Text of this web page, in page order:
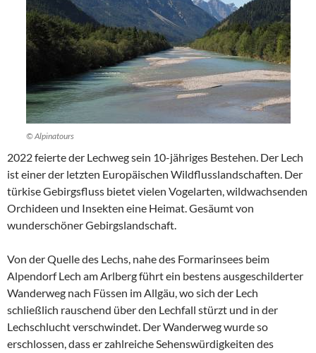
© Alpinatours
2022 feierte der Lechweg sein 10-jähriges Bestehen. Der Lech
ist einer der letzten Europäischen Wildflusslandschaften. Der
türkise Gebirgsfluss bietet vielen Vogelarten, wildwachsenden
Orchideen und Insekten eine Heimat. Gesäumt von
wunderschöner Gebirgslandschaft.
Von der Quelle des Lechs, nahe des Formarinsees beim
Alpendorf Lech am Arlberg führt ein bestens ausgeschilderter
Wanderweg nach Füssen im Allgäu, wo sich der Lech
schließlich rauschend über den Lechfall stürzt und in der
Lechschlucht verschwindet. Der Wanderweg wurde so
erschlossen, dass er zahlreiche Sehenswürdigkeiten des